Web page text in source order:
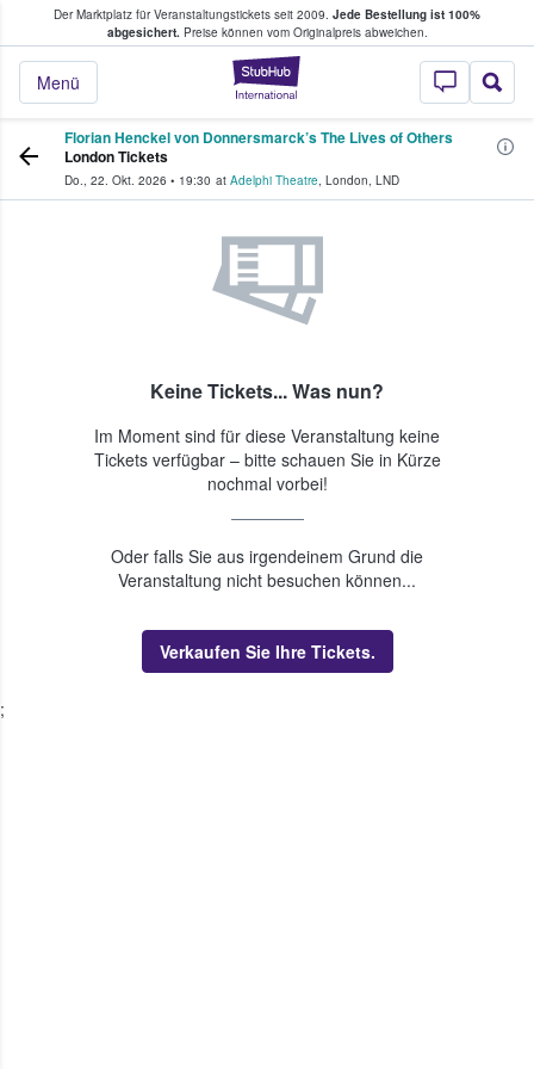
Der Marktplatz für Veranstaltungstickets seit 2009. Jede Bestellung ist 100%
abgesichert.Preise können vom Originalpreis abweichen.
StubHub - Wo
Menü
Tickets kaufen & verkaufen
Florian Henckel von Donnersmarck’s The Lives of Others
London Tickets
Do., 22. Okt. 2026 • 19:30 at Adelphi Theatre, London, LND
Keine Tickets... Was nun?
Im Moment sind für diese Veranstaltung keine
Tickets verfügbar – bitte schauen Sie in Kürze
nochmal vorbei!
Oder falls Sie aus irgendeinem Grund die
Veranstaltung nicht besuchen können...
Verkaufen Sie Ihre Tickets.
;